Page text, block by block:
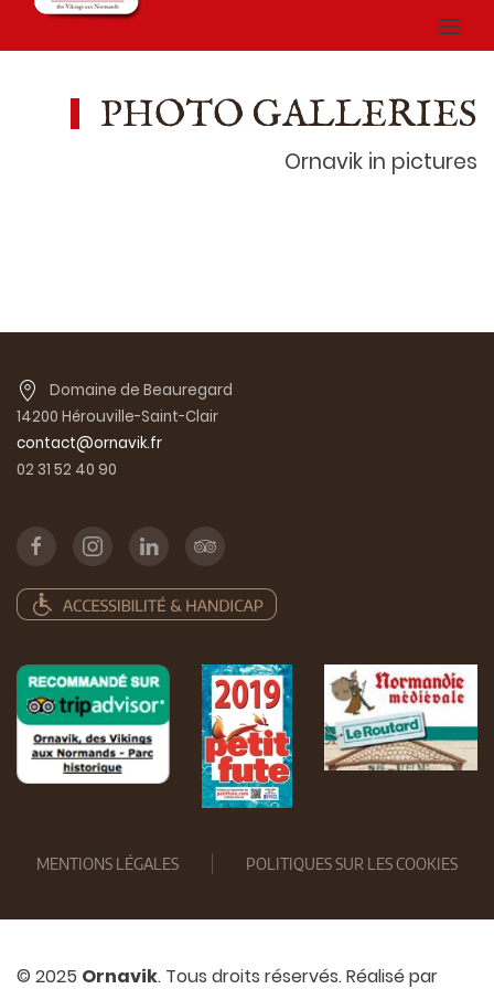
PHOTO GALLERIES
Ornavik in pictures
Domaine de Beauregard
14200 Hérouville-Saint-Clair
contact@ornavik.fr
02 31 52 40 90
MENTIONS LÉGALES POLITIQUES SUR LES COOKIES
© 2025 Ornavik. Tous droits réservés. Réalisé par